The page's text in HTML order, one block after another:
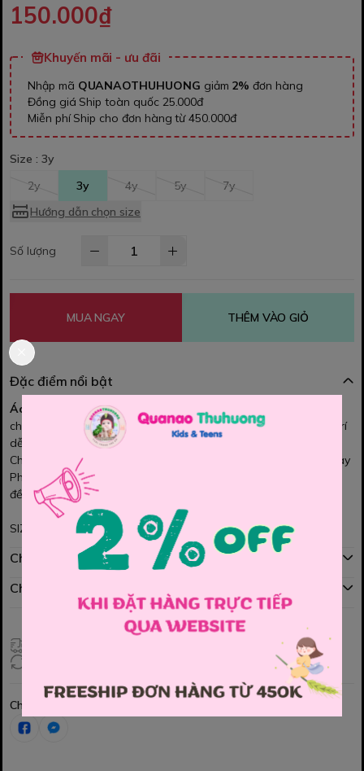
150.000₫
Khuyến mãi - ưu đãi
Nhập mã QUANAOTHUHUONG giảm 2% đơn hàng
Đồng giá Ship toàn quốc 25.000đ
Miễn phí Ship cho đơn hàng từ 450.000đ
Size : 3y
2y
3y 4y 5y
7y
Hướng dẫn chọn size
Số lượng
MUA NGAY THÊM VÀO GIỎ
Đặc điểm nổi bật
Áo trắng Happy Noel
với gam trắng tinh tế, điểm nhấn dòng
chữ
Happy Noelđầy không khí Giáng Sinh cùng họa tiết trang trí
dễ thương
Chất thun mềm mịn, thoáng nhẹ, bé mặc êm và thoải mái cả ngày
Phom áo gọn gàng, dễ phối đồ, diện đi chơi Noel hay chụp hình
đều nổi bật và cực xinh ❄️
SIZE : 90 , 100 , 110 , 120 , 130
Chính sách mua hàng
Chính sách đổi hàng
Chia sẻ